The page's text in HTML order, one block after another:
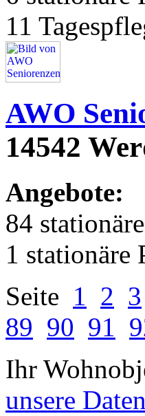
11
AWO
14542
Angebote:
84
1
Seite 1 2 3
89 90 91
Ihr
unsere